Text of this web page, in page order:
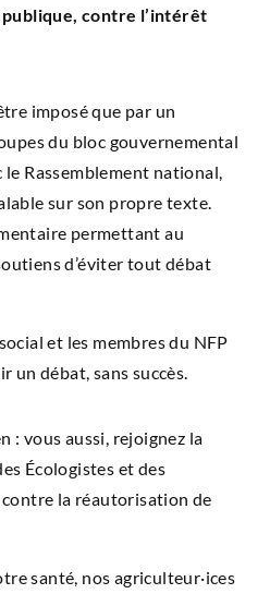
publique, contre l’intérêt
imposé que par un
du bloc gouvernemental
Rassemblement national,
sur son propre texte.
permettant au
d’éviter tout débat
et les membres du NFP
débat, sans succès.
: vous aussi, rejoignez la
Écologistes et des
la réautorisation de
santé, nos agriculteur·ices